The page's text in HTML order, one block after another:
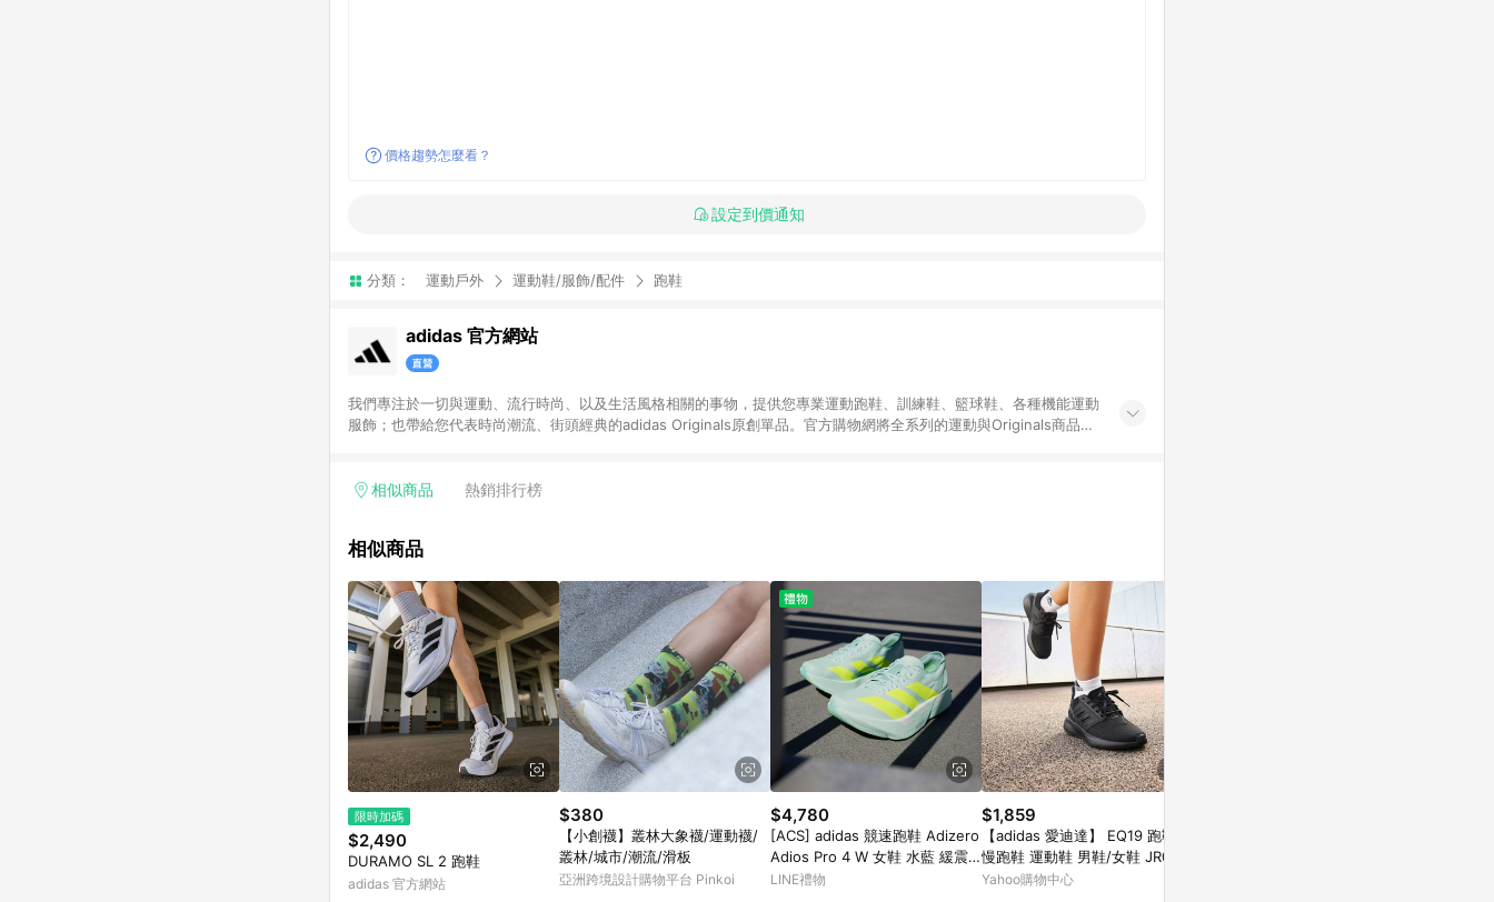
價格趨勢怎麼看？
設定到價通知
分類： 運動戶外 運動鞋/服飾/配件 跑鞋
adidas 官方網站
我們專注於一切與運動、流行時尚、以及生活風格相關的事物，提供您專業運動跑鞋、訓練鞋、籃球鞋、各種機能運動
服飾；也帶給您代表時尚潮流、街頭經典的adidas Originals原創單品。官方購物網將全系列的運動與Originals商品一
指定商品，恕不參與LINE購物點數回饋活動。
相似商品 熱銷排行榜
相似商品
限時加碼
$2,490
DURAMO SL 2 跑鞋
adidas 官方網站
$380
【小創襪】叢林大象襪/運動襪/
叢林/城市/潮流/滑板
亞洲跨境設計購物平台 Pinkoi
$4,780
[ACS] adidas 競速跑鞋 Adizero
Adios Pro 4 W 女鞋 水藍 緩震
運動鞋 愛迪達 JR1243
LINE禮物
$1,859
【adidas 愛迪達】 EQ19 跑鞋
慢跑鞋 運動鞋 男鞋/女鞋 JR024
9
Yahoo購物中心